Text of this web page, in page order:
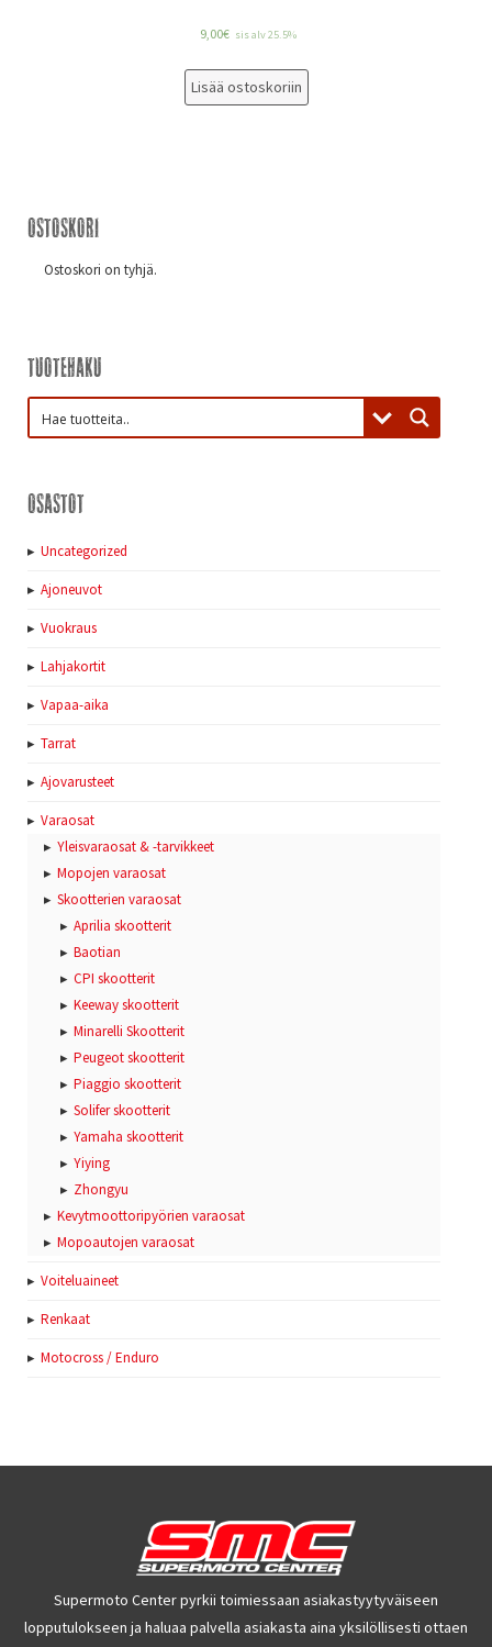
9,00€ sis alv 25.5%
Lisää ostoskoriin
Ostoskori
Ostoskori on tyhjä.
Tuotehaku
Osastot
Uncategorized
Ajoneuvot
Vuokraus
Lahjakortit
Vapaa-aika
Tarrat
Ajovarusteet
Varaosat
Yleisvaraosat & -tarvikkeet
Mopojen varaosat
Skootterien varaosat
Aprilia skootterit
Baotian
CPI skootterit
Keeway skootterit
Minarelli Skootterit
Peugeot skootterit
Piaggio skootterit
Solifer skootterit
Yamaha skootterit
Yiying
Zhongyu
Kevytmoottoripyörien varaosat
Mopoautojen varaosat
Voiteluaineet
Renkaat
Motocross / Enduro
Supermoto Center pyrkii toimiessaan asiakastyytyväiseen
lopputulokseen ja haluaa palvella asiakasta aina yksilöllisesti ottaen